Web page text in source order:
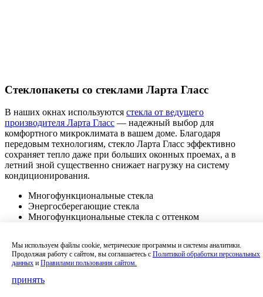
Стеклопакеты со стеклами Ларта Гласс
В наших окнах используются стекла от ведущего
производителя Ларта Гласс — надежный выбор для
комфортного микроклимата в вашем доме. Благодаря
передовым технологиям, стекло Ларта Гласс эффективно
сохраняет тепло даже при больших оконных проемах, а в
летний зной существенно снижает нагрузку на систему
кондиционирования.
Многофункциональные стекла
Энергосберегающие стекла
Многофункциональные стекла с оттенком
Однокамерные стеклопакеты
Мы используем файлы cookie, метрические программы и системы аналитики.
Продолжая работу с сайтом, вы соглашаетесь с Политикой обработки персональных
данных и Правилами пользования сайтом.
принять